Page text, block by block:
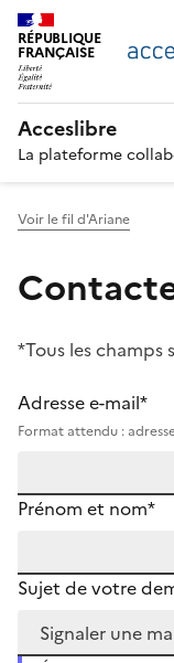
RÉPUBLIQUE
FRANÇAISE
Acceslibre
La plateforme
Voir le fil d'Ariane
*Tous les
Adresse e-mail*
Format attendu :
Prénom et nom*
Sujet de votre